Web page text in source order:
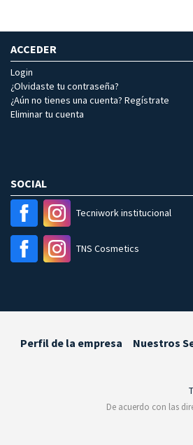
ACCEDER
Login
¿Olvidaste tu contraseña?
¿Aún no tienes una cuenta? Regístrate
Eliminar tu cuenta
SOCIAL
Tecniwork institucional
TNS Cosmetics
Perfil de la empresa Nuestros
De acuerdo con las